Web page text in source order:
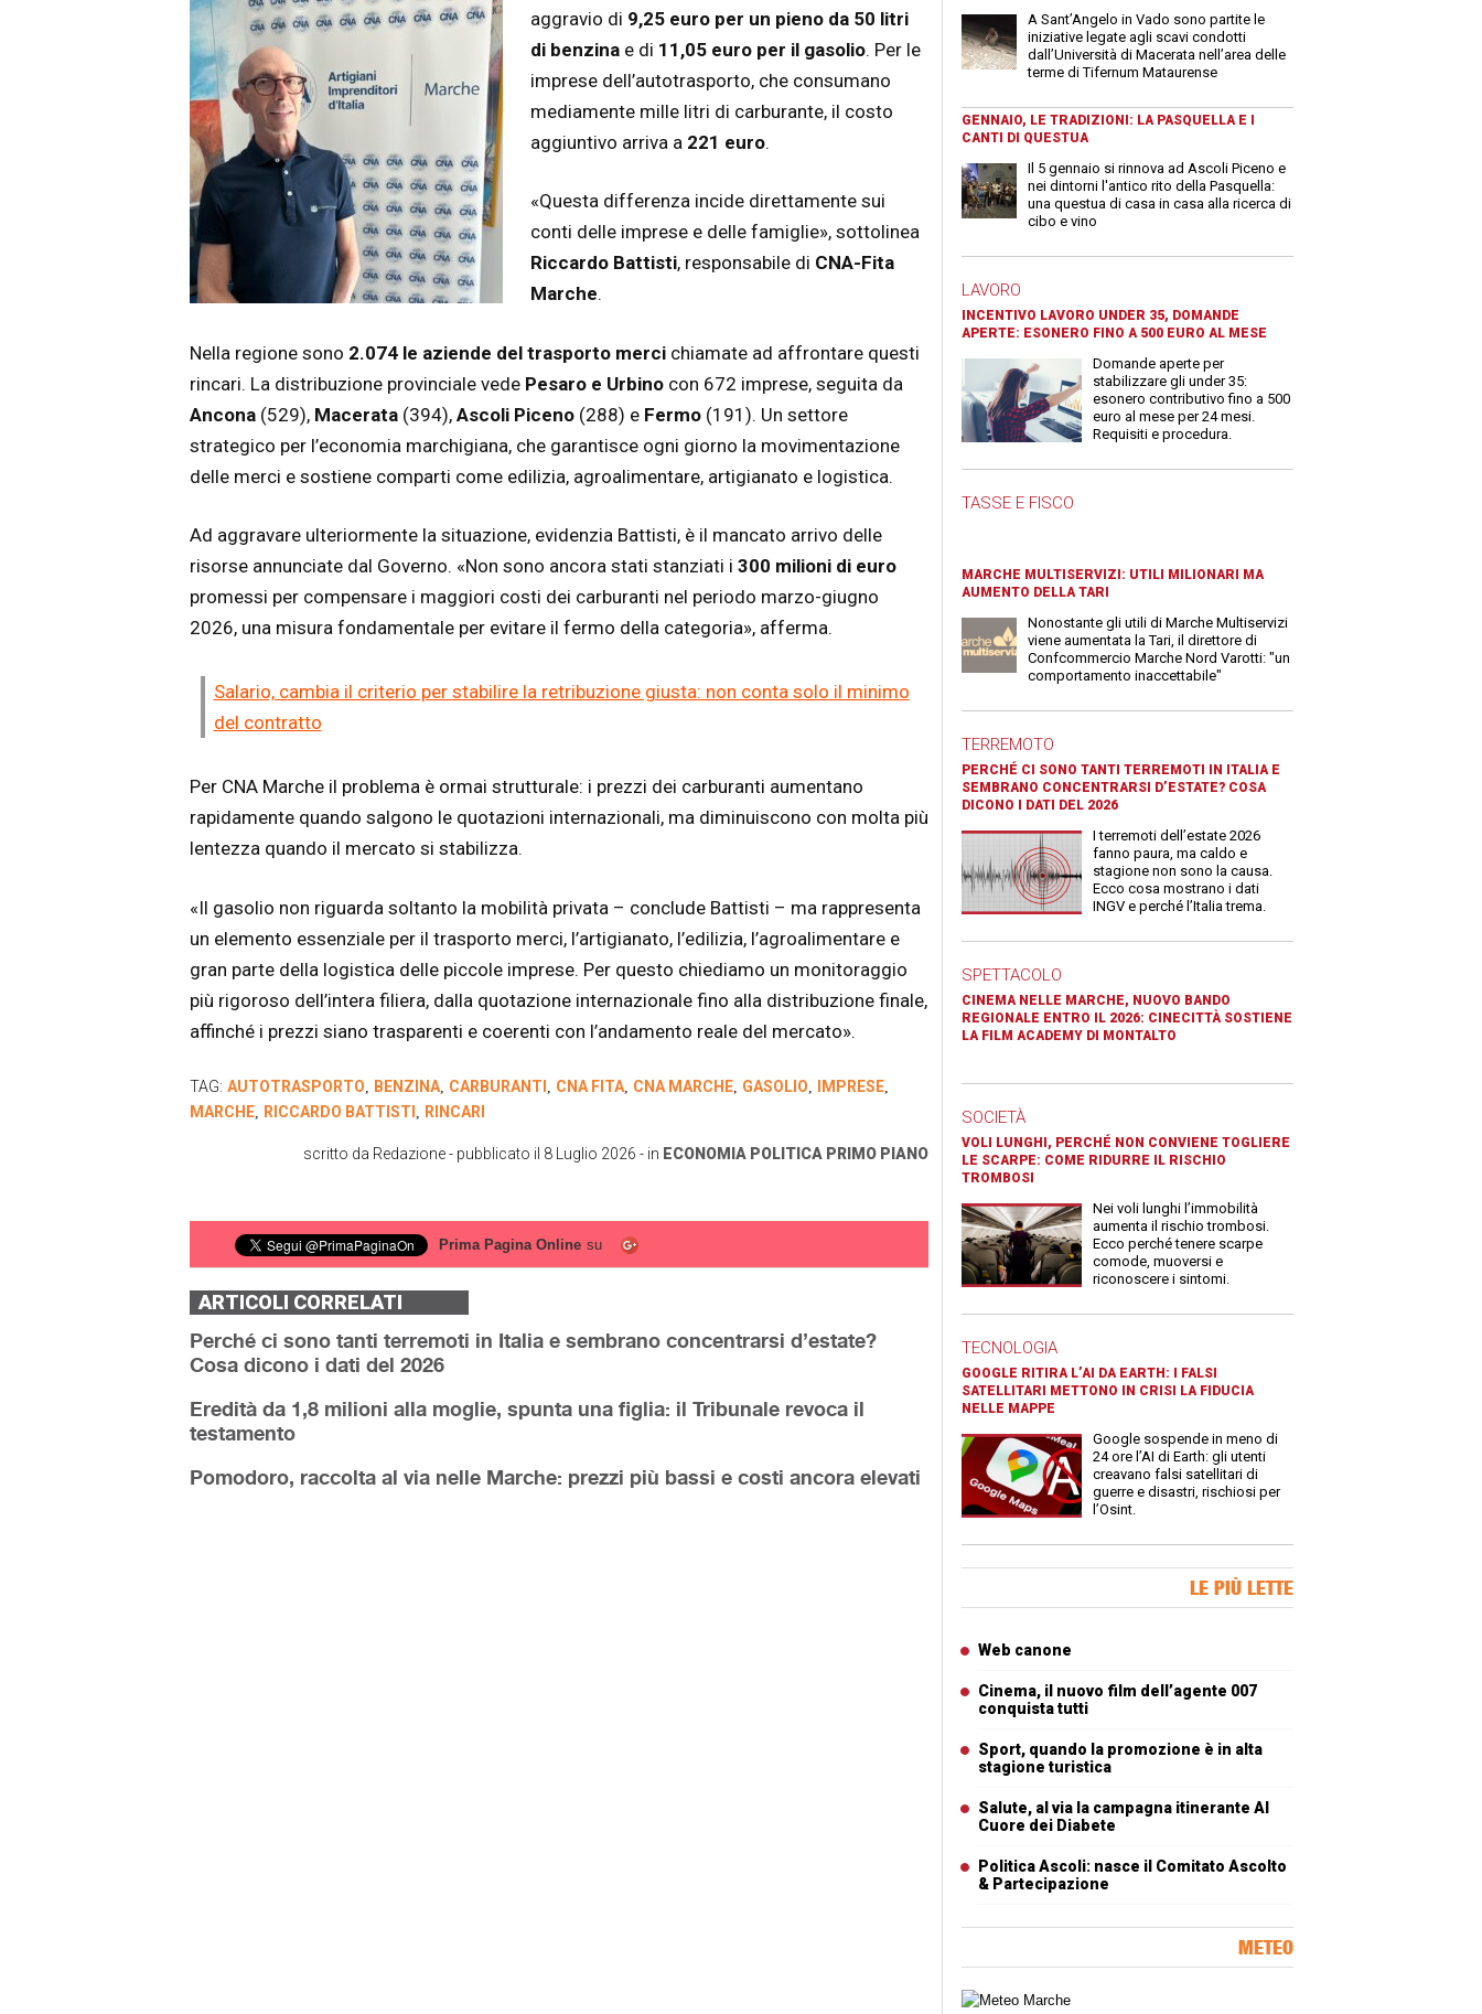
aggravio di 9,25 euro per un pieno da 50 litri
di benzina e di 11,05 euro per il gasolio. Per le
imprese dell’autotrasporto, che consumano
mediamente mille litri di carburante, il costo
aggiuntivo arriva a 221 euro.
«Questa differenza incide direttamente sui
conti delle imprese e delle famiglie», sottolinea
Riccardo Battisti, responsabile di CNA-Fita
Marche.
Nella regione sono 2.074 le aziende del trasporto mercichiamate ad affrontare questi
rincari. La distribuzione provinciale vede Pesaro e Urbinocon 672 imprese, seguita da
Ancona(529), Macerata(394), Ascoli Piceno(288) e Fermo(191). Un settore
strategico per l’economia marchigiana, che garantisce ogni giorno la movimentazione
delle merci e sostiene comparti come edilizia, agroalimentare, artigianato e logistica.
Ad aggravare ulteriormente la situazione, evidenzia Battisti, è il mancato arrivo delle
risorse annunciate dal Governo. «Non sono ancora stati stanziati i 300 milioni di euro
promessi per compensare i maggiori costi dei carburanti nel periodo marzo-giugno
2026, una misura fondamentale per evitare il fermo della categoria», afferma.
Salario, cambia il criterio per stabilire la retribuzione giusta: non conta solo il minimo
del contratto
Per CNA Marche il problema è ormai strutturale: i prezzi dei carburanti aumentano
rapidamente quando salgono le quotazioni internazionali, ma diminuiscono con molta più
lentezza quando il mercato si stabilizza.
«Il gasolio non riguarda soltanto la mobilità privata – conclude Battisti – ma rappresenta
un elemento essenziale per il trasporto merci, l’artigianato, l’edilizia, l’agroalimentare e
gran parte della logistica delle piccole imprese. Per questo chiediamo un monitoraggio
più rigoroso dell’intera filiera, dalla quotazione internazionale fino alla distribuzione finale,
affinché i prezzi siano trasparenti e coerenti con l’andamento reale del mercato».
TAG: AUTOTRASPORTO, BENZINA, CARBURANTI , CNA FITA, CNA MARCHE, GASOLIO, IMPRESE,
MARCHE, RICCARDO BATTISTI , RINCARI
scritto da Redazione- pubblicato il 8 Luglio 2026 - in ECONOMIA POLITICA PRIMO PIANO
Prima Pagina Online su
ARTICOLI CORRELATI
Perché ci sono tanti terremoti in Italia e sembrano concentrarsi d’estate?
Cosa dicono i dati del 2026
Eredità da 1,8 milioni alla moglie, spunta una figlia: il Tribunale revoca il
testamento
Pomodoro, raccolta al via nelle Marche: prezzi più bassi e costi ancora elevati
A Sant’Angelo in Vado sono partite le
iniziative legate agli scavi condotti
dall’Università di Macerata nell’area delle
terme di Tifernum Mataurense
GENNAIO, LE TRADIZIONI: LA PASQUELLA E I
CANTI DI QUESTUA
Il 5 gennaio si rinnova ad Ascoli Piceno e
nei dintorni l'antico rito della Pasquella:
una questua di casa in casa alla ricerca di
cibo e vino
LAVORO
INCENTIVO LAVORO UNDER 35, DOMANDE
APERTE: ESONERO FINO A 500 EURO AL MESE
Domande aperte per
stabilizzare gli under 35:
esonero contributivo fino a 500
euro al mese per 24 mesi.
Requisiti e procedura.
TASSE E FISCO
MARCHE MULTISERVIZI: UTILI MILIONARI MA
AUMENTO DELLA TARI
Nonostante gli utili di Marche Multiservizi
viene aumentata la Tari, il direttore di
Confcommercio Marche Nord Varotti: "un
comportamento inaccettabile"
TERREMOTO
PERCHÉ CI SONO TANTI TERREMOTI IN ITALIA E
SEMBRANO CONCENTRARSI D’ESTATE? COSA
DICONO I DATI DEL 2026
I terremoti dell’estate 2026
fanno paura, ma caldo e
stagione non sono la causa.
Ecco cosa mostrano i dati
INGV e perché l’Italia trema.
SPETTACOLO
CINEMA NELLE MARCHE, NUOVO BANDO
REGIONALE ENTRO IL 2026: CINECITTÀ SOSTIENE
LA FILM ACADEMY DI MONTALTO
SOCIETÀ
VOLI LUNGHI, PERCHÉ NON CONVIENE TOGLIERE
LE SCARPE: COME RIDURRE IL RISCHIO
TROMBOSI
Nei voli lunghi l’immobilità
aumenta il rischio trombosi.
Ecco perché tenere scarpe
comode, muoversi e
riconoscere i sintomi.
TECNOLOGIA
GOOGLE RITIRA L’AI DA EARTH: I FALSI
SATELLITARI METTONO IN CRISI LA FIDUCIA
NELLE MAPPE
Google sospende in meno di
24 ore l’AI di Earth: gli utenti
creavano falsi satellitari di
guerre e disastri, rischiosi per
l’Osint.
LE PIÙ LETTE
Web canone
Cinema, il nuovo film dell’agente 007
conquista tutti
Sport, quando la promozione è in alta
stagione turistica
Salute, al via la campagna itinerante Al
Cuore dei Diabete
Politica Ascoli: nasce il Comitato Ascolto
& Partecipazione
METEO
Carta meteorologica delle Marche